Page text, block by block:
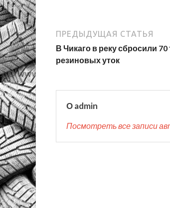
ПРЕДЫДУЩАЯ СТАТЬЯ
В Чикаго в реку сбросили
резиновых уток
О admin
Посмотреть все записи